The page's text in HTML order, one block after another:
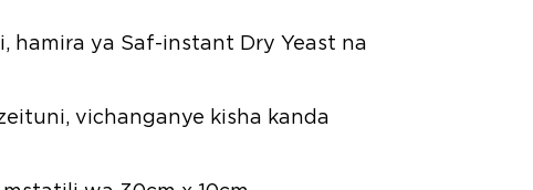
hamira ya Saf-instant Dry Yeast na
vichanganye kisha kanda